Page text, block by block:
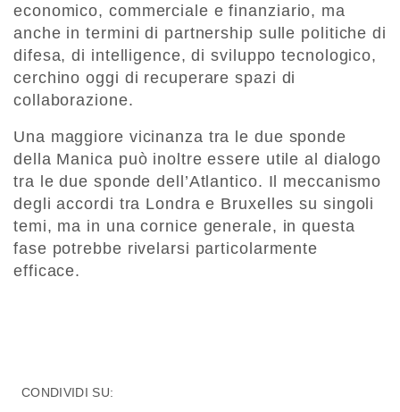
economico, commerciale e finanziario, ma
anche in termini di partnership sulle politiche di
difesa, di intelligence, di sviluppo tecnologico,
cerchino oggi di recuperare spazi di
collaborazione.
Una maggiore vicinanza tra le due sponde
della Manica può inoltre essere utile al dialogo
tra le due sponde dell’Atlantico. Il meccanismo
degli accordi tra Londra e Bruxelles su singoli
temi, ma in una cornice generale, in questa
fase potrebbe rivelarsi particolarmente
efficace.
CONDIVIDI SU: